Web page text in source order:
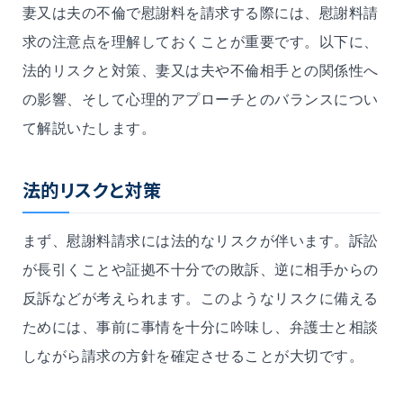
妻又は夫の不倫で慰謝料を請求する際には、慰謝料請
求の注意点を理解しておくことが重要です。以下に、
法的リスクと対策、妻又は夫や不倫相手との関係性へ
の影響、そして心理的アプローチとのバランスについ
て解説いたします。
法的リスクと対策
まず、慰謝料請求には法的なリスクが伴います。訴訟
が長引くことや証拠不十分での敗訴、逆に相手からの
反訴などが考えられます。このようなリスクに備える
ためには、事前に事情を十分に吟味し、弁護士と相談
しながら請求の方針を確定させることが大切です。